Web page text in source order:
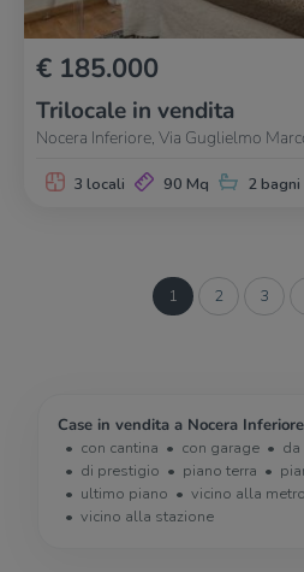
€ 185.000
Trilocale in vendita
Nocera Inferiore, Via Guglielmo
3 locali 90 Mq 2 bagni
1 2 3
Case in vendita a Nocera
con cantina
con garage
di prestigio
piano terra
ultimo piano
vicino alla
vicino alla stazione